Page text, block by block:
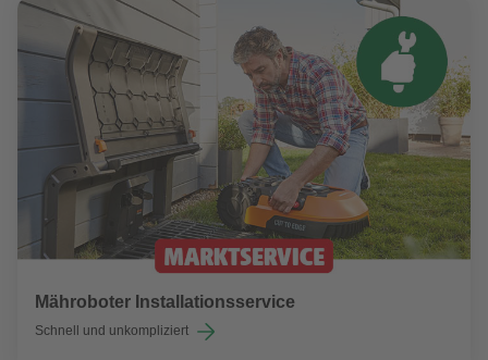
Mähroboter Installationsservice
Schnell und unkompliziert